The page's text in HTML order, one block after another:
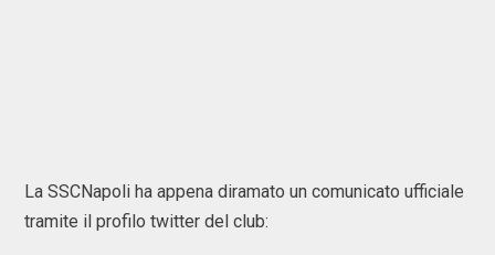
La SSCNapoli ha appena diramato un comunicato ufficiale
tramite il profilo twitter del club: